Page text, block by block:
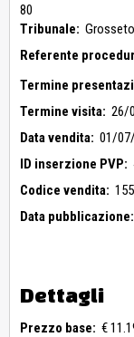
80
Tribunale: Grosseto
Referente
Termine
Termine visita: 26/
Data vendita: 01/
ID inserzione PVP:
Codice vendita:
Data pubblicazione:
Dettagli
Prezzo base: €